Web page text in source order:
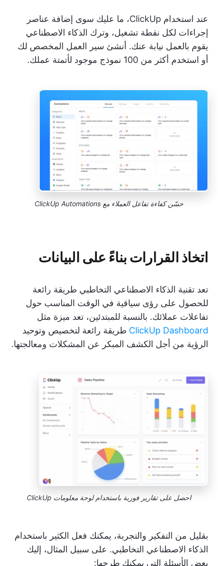
عند استخدام ClickUp، ما عليك سوى إضافة عناصر
إجراءات لكل نقطة تشغيل، وترك الذكاء الاصطناعي
يقوم بالعمل نيابة عنك. أنشئ سير العمل المخصص لك
أو استخدم أكثر من 100 نموذج موجود لأتمتة عملك.
حسّن كفاءة تفاعل العملاء مع ClickUp Automations
اتخاذ القرارات بناءً على البيانات
تعد تقنية الذكاء الاصطناعي التخاطبي طريقة رائعة
للحصول على رؤى سياقية في الوقت المناسب حول
تفاعلات عملائك. بالنسبة للمبتدئين، تعد ميزة مثل
ClickUp Dashboard طريقة رائعة لتخصيص وتوحيد
الرؤية من أجل الكشف المبكر عن المشكلات ومعالجتها.
احصل على تقارير فورية باستخدام لوحة معلومات ClickUp
بقليل من التفكير والتجربة، يمكنك فعل الكثير باستخدام
الذكاء الاصطناعي التخاطبي. على سبيل المثال، إليك
بعض الأسئلة التي يمكنك طرحها: